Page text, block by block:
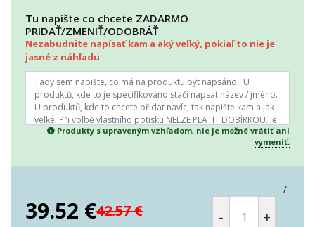
Tu napíšte co chcete ZADARMO
PRIDAŤ/ZMENIŤ/ODOBRÁŤ
Nezabudnite napísať kam a aký veľký, pokiaľ to nie je
jasné z náhľadu
Produkty s upraveným vzhľadom, nie je možné vrátiť ani
vymeniť.
/
39.52 €42.57€ - +